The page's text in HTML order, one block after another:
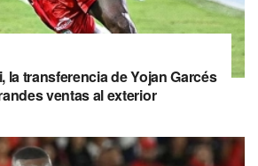
la transferencia de Yojan Garcés
ventas al exterior